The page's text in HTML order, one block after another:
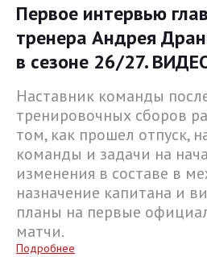
Первое интервью
тренера Андрея
в сезоне 26/27.
Наставник команды
тренировочных сборов
том, как прошел отпуск,
команды и задачи на
изменения в составе в
назначение капитана и
планы на первые
матчи.
Подробнее